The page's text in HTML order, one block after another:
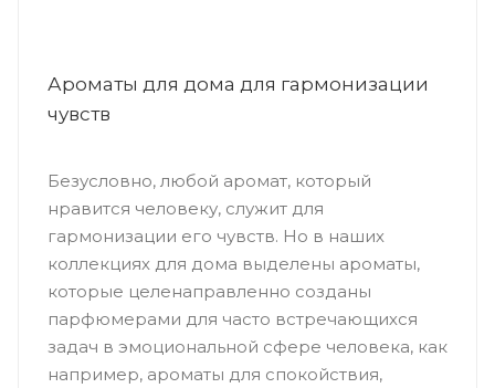
Ароматы для дома для гармонизации
чувств
Безусловно, любой аромат, который
нравится человеку, служит для
гармонизации его чувств. Но в наших
коллекциях для дома выделены ароматы,
которые целенаправленно созданы
парфюмерами для часто встречающихся
задач в эмоциональной сфере человека, как
например, ароматы для спокойствия,